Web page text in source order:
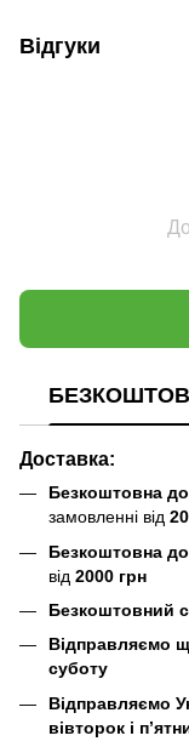
Відгуки
Доставка:
Безкоштовна
замовленні від
Безкоштовна
від 2000 грн
Безкоштовний
Відправляємо
суботу
Відправляємо
вівторок і